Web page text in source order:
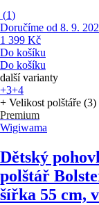
(1)
Doručíme od 8. 9.
1 399 Kč
Do košíku
Do košíku
další varianty
+3+4
+ Velikost polštáře (3)
Premium
Wigiwama
Dětský
polštář
šířka 55 cm,